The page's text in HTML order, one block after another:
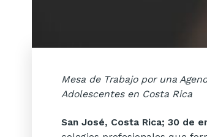
Mesa de Trabajo por una
Adolescentes en Costa Rica
San José, Costa Rica; 30 de